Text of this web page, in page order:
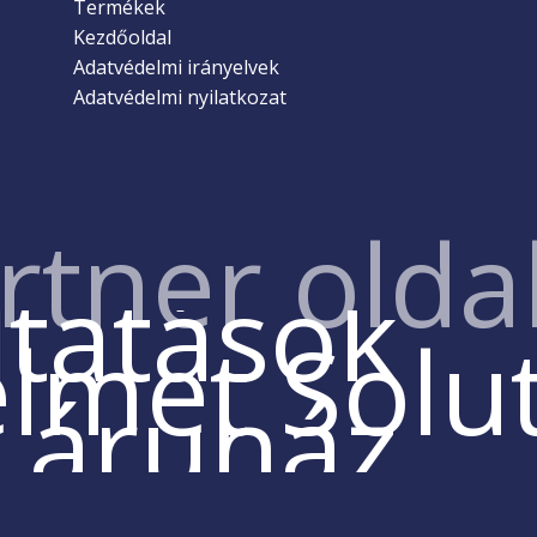
Termékek
Kezdőoldal
Adatvédelmi irányelvek
Adatvédelmi nyilatkozat